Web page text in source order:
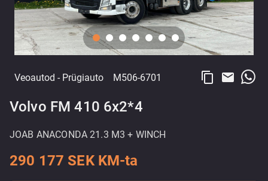
Veoautod - Prügiauto M506-6701 content_copy email
Volvo FM 410 6x2*4
JOAB ANACONDA 21.3 M3 + WINCH
290 177 SEK KM-ta